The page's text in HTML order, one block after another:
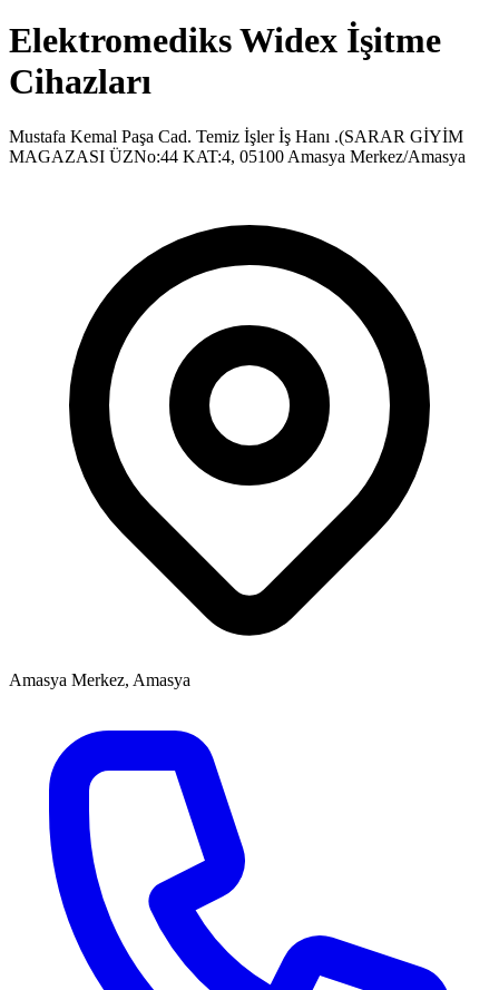
Elektromediks Widex İşitme
Cihazları
Mustafa Kemal Paşa Cad. Temiz İşler İş Hanı .(SARAR GİYİM
MAGAZASI ÜZNo:44 KAT:4, 05100 Amasya Merkez/Amasya
Amasya Merkez, Amasya